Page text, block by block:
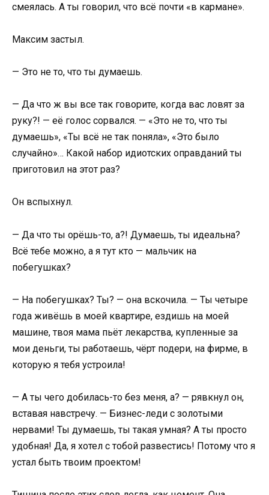
смеялась. А ты говорил, что всё почти «в кармане».
Максим застыл.
— Это не то, что ты думаешь.
— Да что ж вы все так говорите, когда вас ловят за
руку?! — её голос сорвался. — «Это не то, что ты
думаешь», «Ты всё не так поняла», «Это было
случайно»… Какой набор идиотских оправданий ты
приготовил на этот раз?
Он вспыхнул.
— Да что ты орёшь-то, а?! Думаешь, ты идеальна?
Всё тебе можно, а я тут кто — мальчик на
побегушках?
— На побегушках? Ты? — она вскочила. — Ты четыре
года живёшь в моей квартире, ездишь на моей
машине, твоя мама пьёт лекарства, купленные за
мои деньги, ты работаешь, чёрт подери, на фирме, в
которую я тебя устроила!
— А ты чего добилась-то без меня, а? — рявкнул он,
вставая навстречу. — Бизнес-леди с золотыми
нервами! Ты думаешь, ты такая умная? А ты просто
удобная! Да, я хотел с тобой развестись! Потому что я
устал быть твоим проектом!